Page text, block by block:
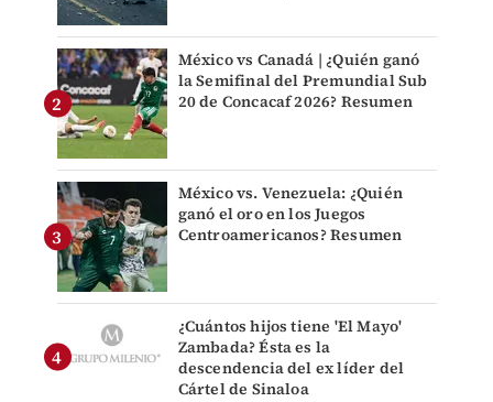
México vs Canadá | ¿Quién ganó
la Semifinal del Premundial Sub
20 de Concacaf 2026? Resumen
México vs. Venezuela: ¿Quién
ganó el oro en los Juegos
Centroamericanos? Resumen
¿Cuántos hijos tiene 'El Mayo'
Zambada? Ésta es la
descendencia del ex líder del
Cártel de Sinaloa